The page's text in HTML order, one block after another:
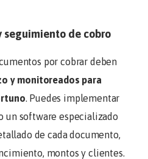
seguimiento de cobro
por cobrar deben
y monitoreados para
. Puedes implementar
un software especializado
de cada documento,
montos y clientes.